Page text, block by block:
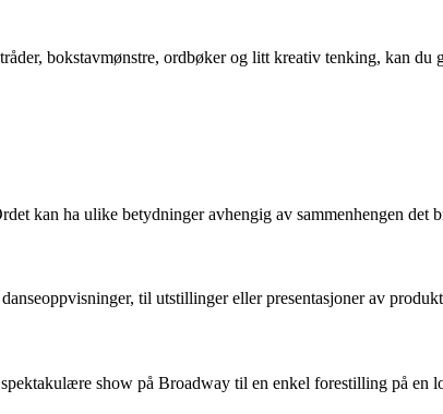
bokstavmønstre, ordbøker og litt kreativ tenking, kan du
kan ha ulike betydninger avhengig av sammenhengen det
til utstillinger eller presentasjoner av
show på Broadway til en enkel forestilling på en